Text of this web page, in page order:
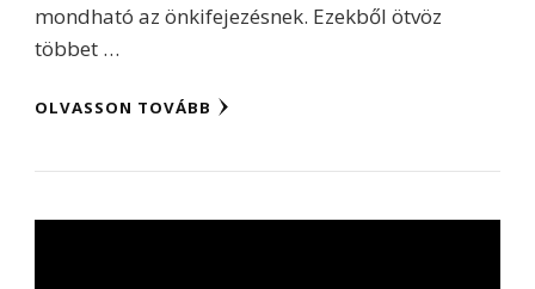
mondható az önkifejezésnek. Ezekből ötvöz
többet …
OLVASSON TOVÁBB